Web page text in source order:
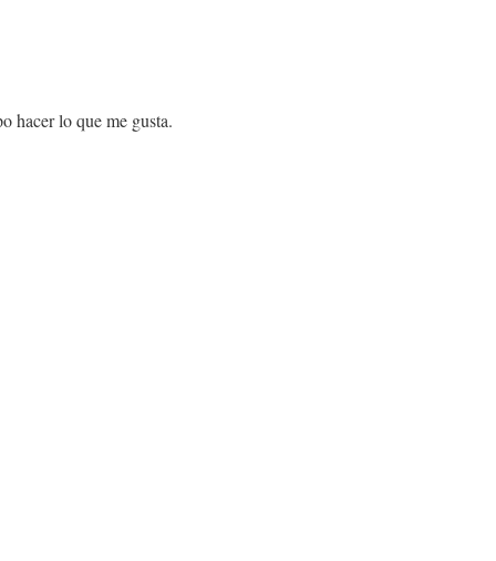
hacer lo que me gusta.